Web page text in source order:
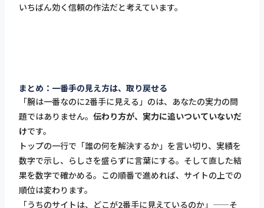
いちばん効く信頼の作法だと考えています。
まとめ：一番手の見え方は、取り戻せる
「腕は一番なのに2番手に見える」のは、あなたの実力の問
題ではありません。 伝わり方が、実力に追いついていないだ
けです。
トップの一行で「誰の何を解決するか」を言い切り、実績を
数字で示し、らしさを盛らずに言葉にする。そして直した結
果を数字で確かめる。この順番で進めれば、サイトの上での
順位は変わります。
「うちのサイトは、どこが2番手に見えているのか」——そ